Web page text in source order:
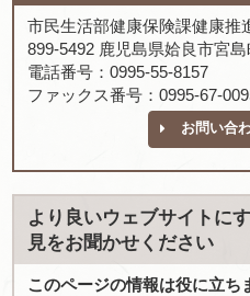
市民生活部健康保険課健康推
899-5492 鹿児島県姶良市宮
電話番号：0995-55-8157
ファックス番号：0995-67-
お問い合
より良いウェブサイトに
見をお聞かせください
このページの情報は役に立ち